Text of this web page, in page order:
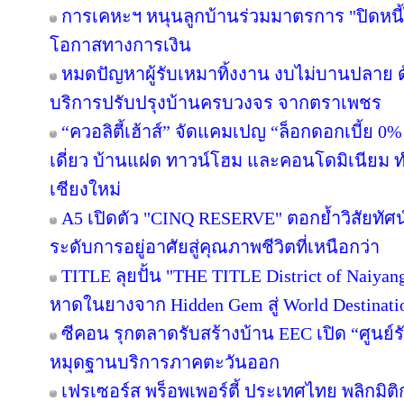
การเคหะฯ หนุนลูกบ้านร่วมมาตรการ "ปิดห
โอกาสทางการเงิน
หมดปัญหาผู้รับเหมาทิ้งงาน งบไม่บานปลาย ด้
บริการปรับปรุงบ้านครบวงจร จากตราเพชร
“ควอลิตี้เฮ้าส์” จัดแคมเปญ “ล็อกดอกเบี้ย
เดี่ยว บ้านแฝด ทาวน์โฮม และคอนโดมิเนียม
เชียงใหม่
A5 เปิดตัว "CINQ RESERVE" ตอกย้ำวิสัยทัศ
ระดับการอยู่อาศัยสู่คุณภาพชีวิตที่เหนือกว่า
TITLE ลุยปั้น "THE TITLE District of
หาดในยางจาก Hidden Gem สู่ World
ซีคอน รุกตลาดรับสร้างบ้าน EEC เปิด “ศูน
หมุดฐานบริการภาคตะวันออก
เฟรเซอร์ส พร็อพเพอร์ตี้ ประเทศไทย พลิกมิ